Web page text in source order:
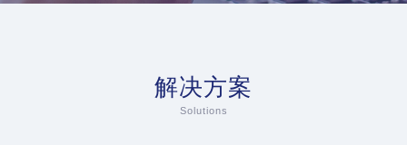
解决方案
Solutions